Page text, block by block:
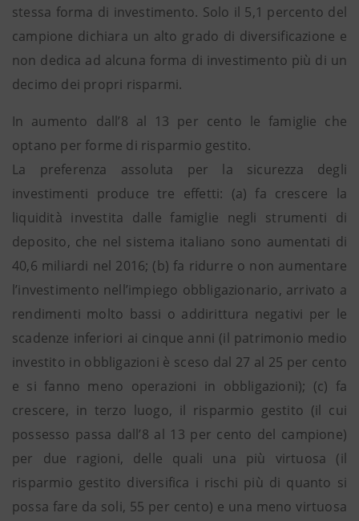
stessa forma di investimento. Solo il 5,1 percento del
campione dichiara un alto grado di diversificazione e
non dedica ad alcuna forma di investimento più di un
decimo dei propri risparmi.
In aumento dall’8 al 13 per cento le famiglie che
optano per forme di risparmio gestito.
La preferenza assoluta per la sicurezza degli
investimenti produce tre effetti: (a) fa crescere la
liquidità investita dalle famiglie negli strumenti di
deposito, che nel sistema italiano sono aumentati di
40,6 miliardi nel 2016; (b) fa ridurre o non aumentare
l’investimento nell’impiego obbligazionario, arrivato a
rendimenti molto bassi o addirittura negativi per le
scadenze inferiori ai cinque anni (il patrimonio medio
investito in obbligazioni è sceso dal 27 al 25 per cento
e si fanno meno operazioni in obbligazioni); (c) fa
crescere, in terzo luogo, il risparmio gestito (il cui
possesso passa dall’8 al 13 per cento del campione)
per due ragioni, delle quali una più virtuosa (il
risparmio gestito diversifica i rischi più di quanto si
possa fare da soli, 55 per cento) e una meno virtuosa